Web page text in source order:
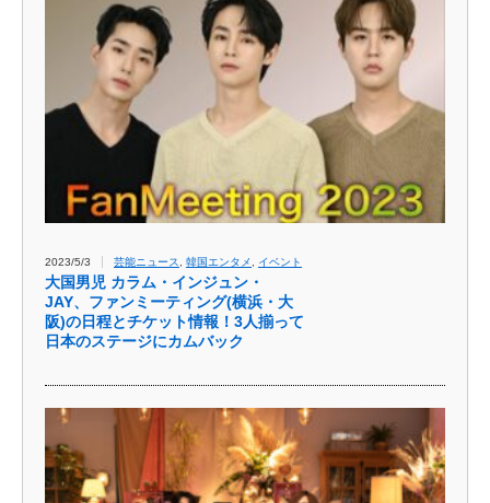
2023/5/3 芸能ニュース 韓国エンタメ イベント
大国男児 カラム・インジュン・
JAY、ファンミーティング(横浜・大
阪)の日程とチケット情報！3人揃って
日本のステージにカムバック